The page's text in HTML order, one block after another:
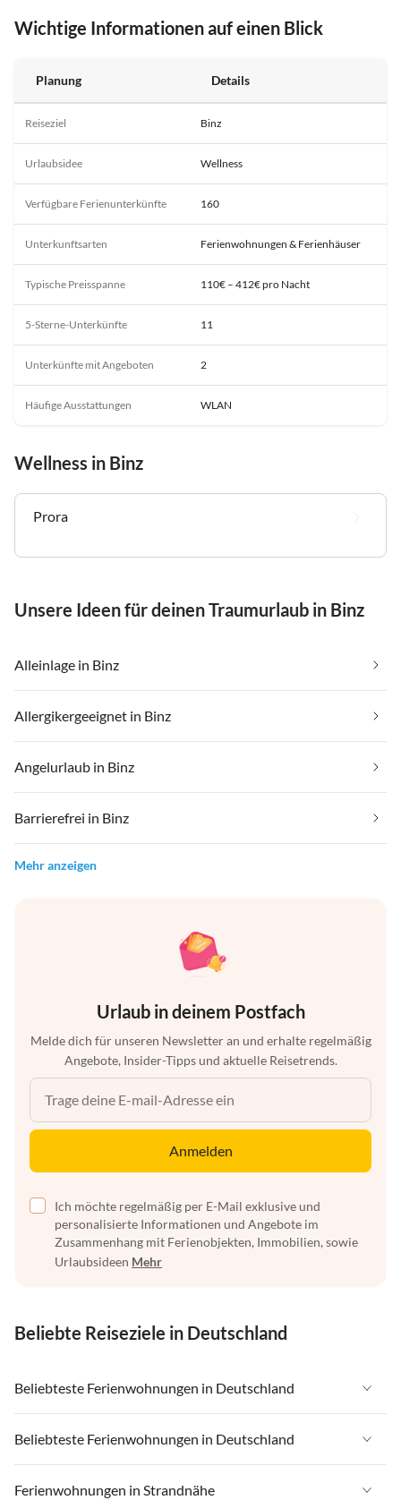
Wichtige Informationen auf einen Blick
Planung Details
Reiseziel Binz
Urlaubsidee Wellness
Verfügbare Ferienunterkünfte 160
Unterkunftsarten Ferienwohnungen & Ferienhäuser
Typische Preisspanne 110€ – 412€ pro Nacht
5-Sterne-Unterkünfte 11
Unterkünfte mit Angeboten 2
Häufige Ausstattungen WLAN
Wellness in Binz
Prora
Unsere Ideen für deinen Traumurlaub in Binz
Alleinlage in Binz
Allergikergeeignet in Binz
Angelurlaub in Binz
Barrierefrei in Binz
Mehr anzeigen
Urlaub in deinem Postfach
Melde dich für unseren Newsletter an und erhalte regelmäßig
Angebote, Insider-Tipps und aktuelle Reisetrends.
Anmelden
Ich möchte regelmäßig per E-Mail exklusive und
personalisierte Informationen und Angebote im
Zusammenhang mit Ferienobjekten, Immobilien, sowie
Urlaubsideen Mehr
Beliebte Reiseziele in Deutschland
Beliebteste Ferienwohnungen in Deutschland
Ferienwohnungen in Deutschland
Ferienwohnungen in Ostsee
Beliebteste Ferienwohnungen in Deutschland
Ferienwohnungen in Deutschland
Ferienwohnungen in Strandnähe